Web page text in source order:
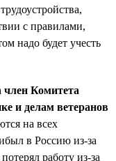
с правилами,
надо будет учесть
член Комитета
и делам ветеранов
на всех
в Россию из-за
работу из-за